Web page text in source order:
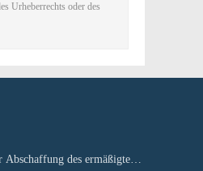
Urheberrechts oder des
des ermäßigten